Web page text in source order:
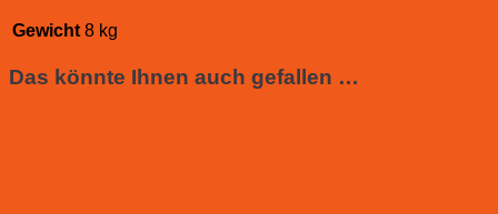
Gewicht 8 kg
Das könnte Ihnen auch gefallen …